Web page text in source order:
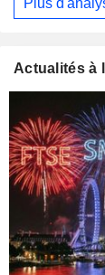
Actualités à